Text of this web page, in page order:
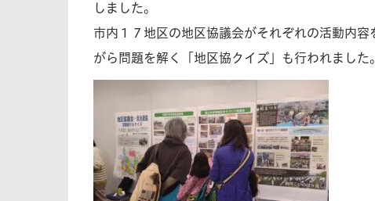
しました。
市内１７地区の地区協議会がそれぞれの活動内
がら問題を解く「地区協クイズ」も行われました。